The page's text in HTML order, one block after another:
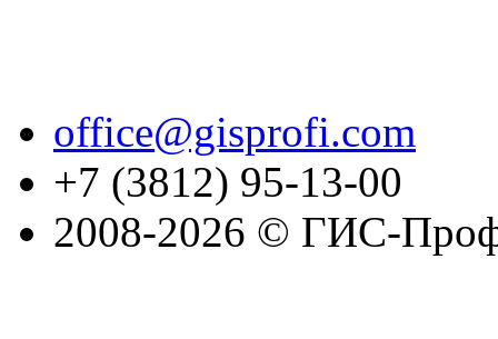
office@gisprofi.com
+7 (3812) 95-13-00
2008-2026 © ГИС-